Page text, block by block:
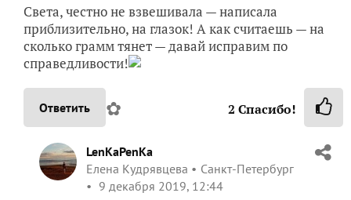
Света, честно не взвешивала — написала
приблизительно, на глазок! А как считаешь — на
сколько грамм тянет — давай исправим по
справедливости!
Ответить ✿ 2 Спасибо!
LenKaPenKa
Елена Кудрявцева
Санкт-Петербург
9 декабря 2019, 12:44